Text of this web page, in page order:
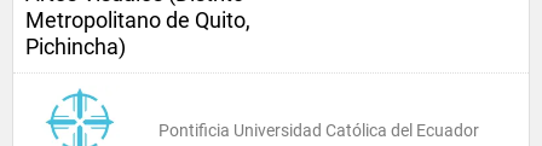
Metropolitano de Quito,
Pichincha)
Pontificia Universidad Católica del Ecuador